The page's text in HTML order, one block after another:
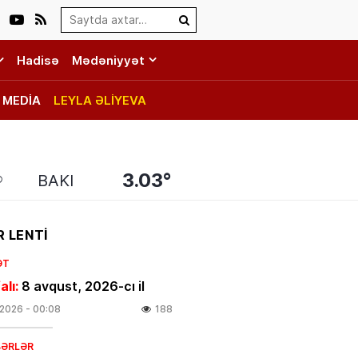
Search…
Hadisə Mədəniyyət
MEDİA LEYLA ƏLİYEVA
BAKI 3.03°
LENTİ
8 avqust, 2026-cı il
- 00:08 188